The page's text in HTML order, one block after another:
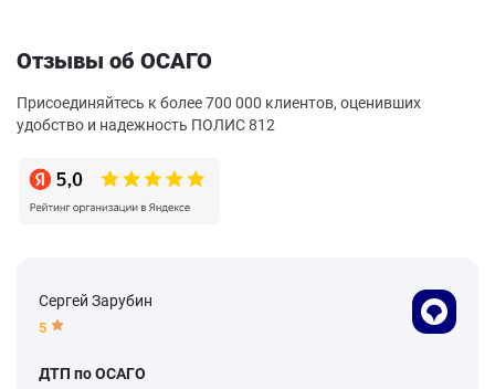
Отзывы об ОСАГО
Присоединяйтесь к более 700 000 клиентов, оценивших
удобство и надежность ПОЛИС 812
Сергей Зарубин
5
ДТП по ОСАГО